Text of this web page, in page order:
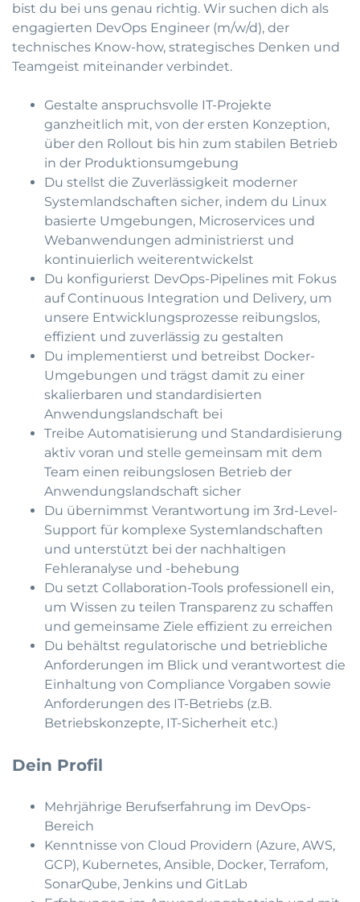
bist du bei uns genau richtig. Wir suchen dich als
engagierten DevOps Engineer (m/w/d), der
technisches Know-how, strategisches Denken und
Teamgeist miteinander verbindet.
Gestalte anspruchsvolle IT-Projekte
ganzheitlich mit, von der ersten Konzeption,
über den Rollout bis hin zum stabilen Betrieb
in der Produktionsumgebung
Du stellst die Zuverlässigkeit moderner
Systemlandschaften sicher, indem du Linux
basierte Umgebungen, Microservices und
Webanwendungen administrierst und
kontinuierlich weiterentwickelst
Du konfigurierst DevOps-Pipelines mit Fokus
auf Continuous Integration und Delivery, um
unsere Entwicklungsprozesse reibungslos,
effizient und zuverlässig zu gestalten
Du implementierst und betreibst Docker-
Umgebungen und trägst damit zu einer
skalierbaren und standardisierten
Anwendungslandschaft bei
Treibe Automatisierung und Standardisierung
aktiv voran und stelle gemeinsam mit dem
Team einen reibungslosen Betrieb der
Anwendungslandschaft sicher
Du übernimmst Verantwortung im 3rd-Level-
Support für komplexe Systemlandschaften
und unterstützt bei der nachhaltigen
Fehleranalyse und -behebung
Du setzt Collaboration-Tools professionell ein,
um Wissen zu teilen Transparenz zu schaffen
und gemeinsame Ziele effizient zu erreichen
Du behältst regulatorische und betriebliche
Anforderungen im Blick und verantwortest die
Einhaltung von Compliance Vorgaben sowie
Anforderungen des IT-Betriebs (z.B.
Betriebskonzepte, IT-Sicherheit etc.)
Dein Profil
Mehrjährige Berufserfahrung im DevOps-
Bereich
Kenntnisse von Cloud Providern (Azure, AWS,
GCP), Kubernetes, Ansible, Docker, Terrafom,
SonarQube, Jenkins und GitLab